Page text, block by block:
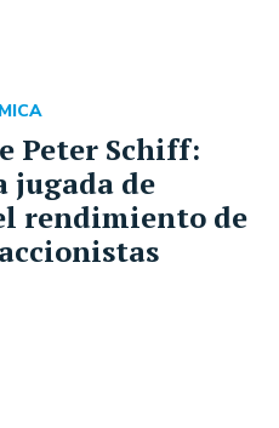
Peter Schiff:
jugada de
rendimiento de